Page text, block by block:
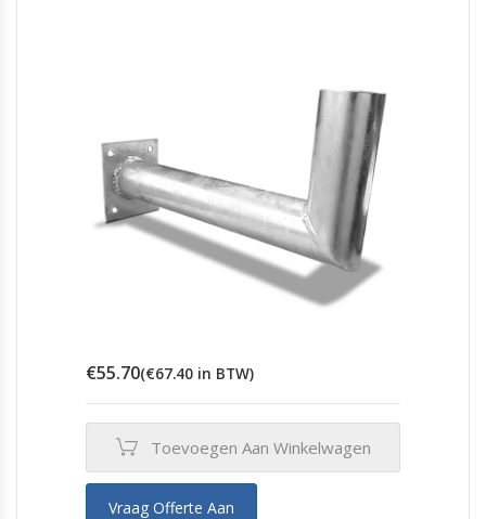
€55.70(€67.40 in BTW)
Toevoegen Aan Winkelwagen
Vraag Offerte Aan